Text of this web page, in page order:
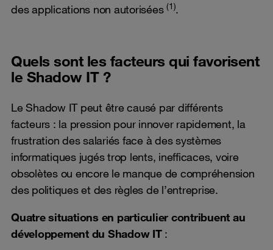
des applications non autorisées (1).
Quels sont les facteurs qui favorisent
le Shadow IT ?
Le Shadow IT peut être causé par différents
facteurs : la pression pour innover rapidement, la
frustration des salariés face à des systèmes
informatiques jugés trop lents, inefficaces, voire
obsolètes ou encore le manque de compréhension
des politiques et des règles de l’entreprise.
Quatre situations en particulier contribuent au
développement du Shadow IT: